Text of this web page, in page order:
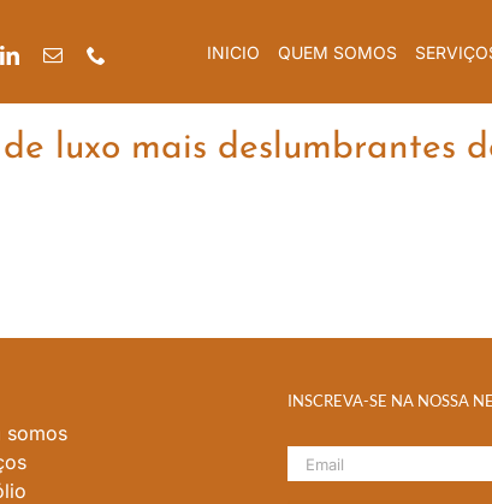
INICIO QUEM SOMOS
luxo mais deslumbrantes
somos
INSCREVA-SE NA NOSSA